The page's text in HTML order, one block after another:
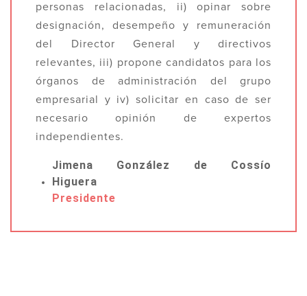
personas relacionadas, ii) opinar sobre
designación, desempeño y remuneración
del Director General y directivos
relevantes, iii) propone candidatos para los
órganos de administración del grupo
empresarial y iv) solicitar en caso de ser
necesario opinión de expertos
independientes.
Jimena González de Cossío
Higuera
Presidente